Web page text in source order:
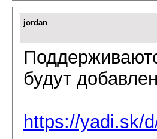
jordan
будут
https://yadi.sk/